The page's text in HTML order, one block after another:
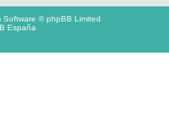
Software © phpBB Limited
España